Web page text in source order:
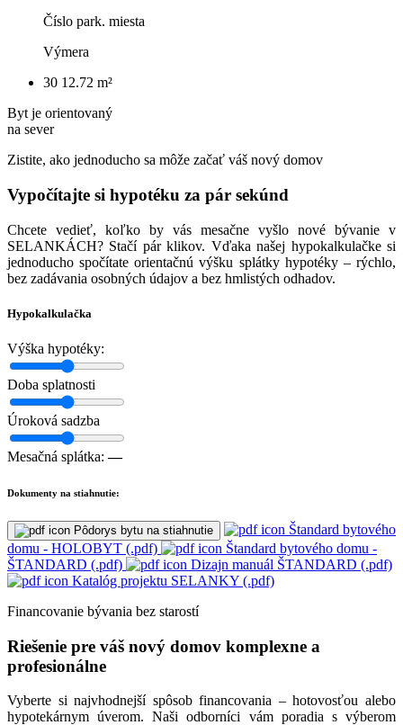
Číslo park. miesta
Výmera
30 12.72 m²
Byt je orientovaný
na sever
Zistite, ako jednoducho sa môže začať váš nový domov
Vypočítajte si hypotéku za pár sekúnd
Chcete vedieť, koľko by vás mesačne vyšlo nové bývanie v
SELANKÁCH? Stačí pár klikov. Vďaka našej hypokalkulačke si
jednoducho spočítate orientačnú výšku splátky hypotéky – rýchlo,
bez zadávania osobných údajov a bez hmlistých odhadov.
Hypokalkulačka
Výška hypotéky:
Doba splatnosti
Úroková sadzba
Mesačná splátka: —
Dokumenty na stiahnutie:
Pôdorys bytu na stiahnutie
Štandard bytového
domu - HOLOBYT (.pdf)
Štandard bytového domu -
ŠTANDARD (.pdf)
Dizajn manuál ŠTANDARD (.pdf)
Katalóg projektu SELANKY (.pdf)
Financovanie bývania bez starostí
Riešenie pre váš nový domov komplexne a
profesionálne
Vyberte si najvhodnejší spôsob financovania – hotovosťou alebo
hypotekárnym úverom. Naši odborníci vám poradia s výberom